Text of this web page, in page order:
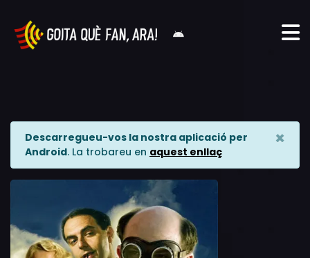
Descarregueu-vos la nostra aplicació per
Android. La trobareu en aquest enllaç
×